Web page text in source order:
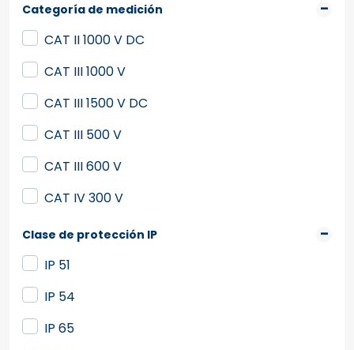
Categoría de medición
CAT II 1000 V DC
CAT III 1000 V
CAT III 1500 V DC
CAT III 500 V
CAT III 600 V
CAT IV 300 V
Clase de protección IP
IP 51
IP 54
IP 65